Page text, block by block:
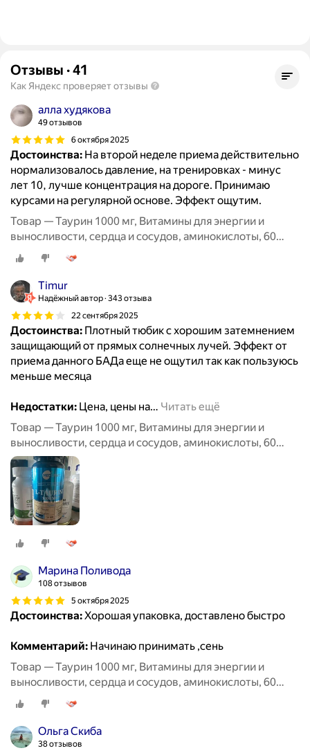
Отзывы ·41
Как Яндекс проверяет отзывы
алла худякова
49 отзывов
6 октября 2025
Достоинства: На второй неделе приема действительно
нормализовалось давление, на тренировках - минус
лет 10, лучше концентрация на дороге. Принимаю
курсами на регулярной основе. Эффект ощутим.
Товар — Таурин 1000 мг, Витамины для энергии и
выносливости, сердца и сосудов, аминокислоты, 60
капсул / MedCraft
Timur
Надёжный автор 343 отзыва
22 сентября 2025
Достоинства: Плотный тюбик с хорошим затемнением
защищающий от прямых солнечных лучей. Эффект от
приема данного БАДа еще не ощутил так как пользуюсь
меньше месяца
Недостатки: Цена, цены на… Читать ещё
Товар — Таурин 1000 мг, Витамины для энергии и
выносливости, сердца и сосудов, аминокислоты, 60
капсул / MedCraft
Марина Поливода
108 отзывов
5 октября 2025
Достоинства:Хорошая упаковка, доставлено быстро
Комментарий: Начинаю принимать ,сень
Товар — Таурин 1000 мг, Витамины для энергии и
выносливости, сердца и сосудов, аминокислоты, 60
капсул / MedCraft
Ольга Скиба
38 отзывов